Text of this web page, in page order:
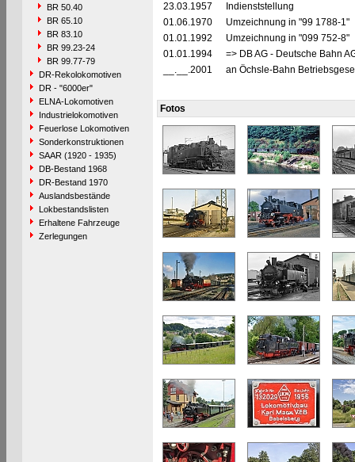
BR 50.40
BR 65.10
BR 83.10
BR 99.23-24
BR 99.77-79
DR-Rekolokomotiven
DR - "6000er"
ELNA-Lokomotiven
Industrielokomotiven
Feuerlose Lokomotiven
Sonderkonstruktionen
SAAR (1920 - 1935)
DB-Bestand 1968
DR-Bestand 1970
Auslandsbestände
Lokbestandslisten
Erhaltene Fahrzeuge
Zerlegungen
23.03.1957
Indienststellung
01.06.1970
Umzeichnung in "99 1788-1"
01.01.1992
Umzeichnung in "099 752-8"
01.01.1994
=> DB AG - Deutsche Bahn
__.__.2001
an Öchsle-Bahn
Fotos